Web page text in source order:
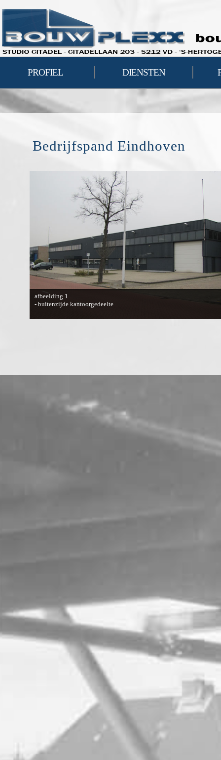
PROFIEL | DIENSTEN |
Bedrijfspand Eindhoven
afbeelding 1
- buitenzijde kantoorgedeelte